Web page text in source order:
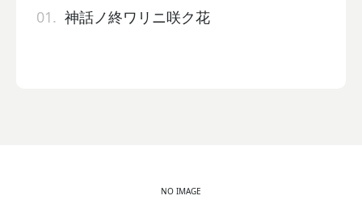
01. 神話ノ終ワリニ咲ク花
NO IMAGE